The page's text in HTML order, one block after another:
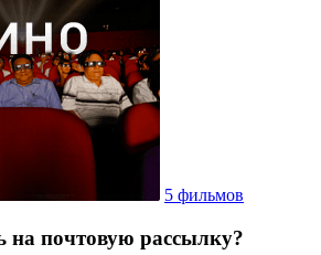
5 фильмов
на почтовую рассылку?